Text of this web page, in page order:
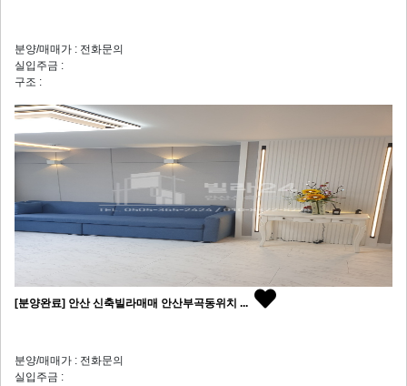
분양/매매가 : 전화문의
실입주금 :
구조 :
[분양완료] 안산 신축빌라매매 안산부곡동위치 ...
분양/매매가 : 전화문의
실입주금 :